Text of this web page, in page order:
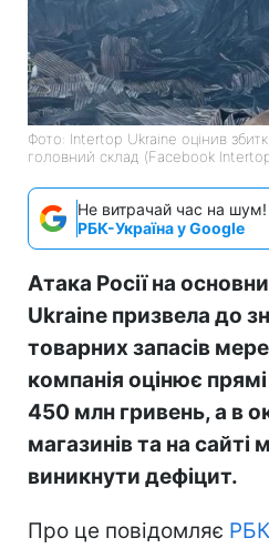
Фото: Intertop Ukraine оцінив
головний склад (Facebook
Не витрачай час на шум!
РБК-Україна у Google
Атака Росії на
Ukraine призвела до
товарних запасів
компанія оцінює
450 млн гривень, а в
магазинів та на
виникнути дефіцит.
Про це повідомляє